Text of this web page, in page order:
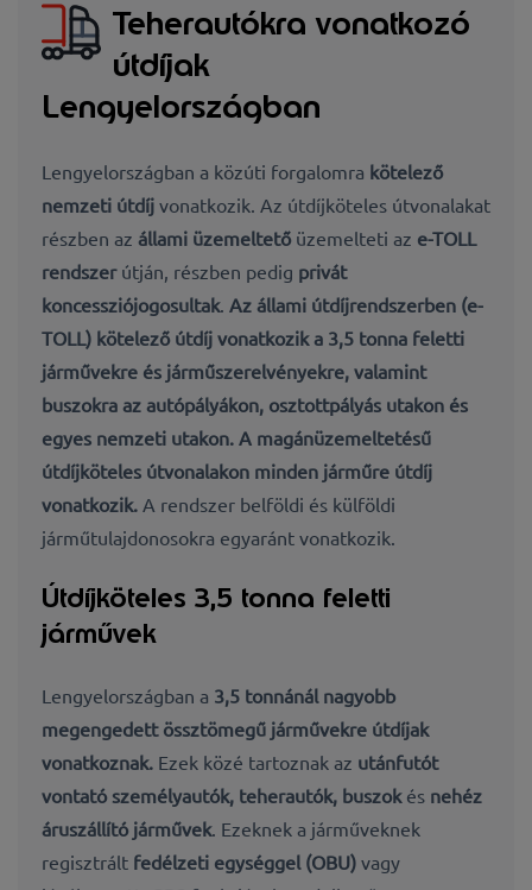
Teherautókra vonatkozó
útdíjak
Lengyelországban
Lengyelországban a közúti forgalomra kötelező
nemzeti útdíj vonatkozik. Az útdíjköteles útvonalakat
részben az állami üzemeltető üzemelteti az e-TOLL
rendszerútján, részben pedig privát
koncessziójogosultak. Az állami útdíjrendszerben (e-
TOLL) kötelező útdíj vonatkozik a 3,5 tonna feletti
járművekre és járműszerelvényekre, valamint
buszokra az autópályákon, osztottpályás utakon és
egyes nemzeti utakon. A magánüzemeltetésű
útdíjköteles útvonalakon minden járműre útdíj
vonatkozik. A rendszer belföldi és külföldi
járműtulajdonosokra egyaránt vonatkozik.
Útdíjköteles 3,5 tonna feletti
járművek
Lengyelországban a 3,5 tonnánál nagyobb
megengedett össztömegű járművekre útdíjak
vonatkoznak. Ezek közé tartoznak az utánfutót
vontató személyautók, teherautók, buszokés nehéz
áruszállító járművek. Ezeknek a járműveknek
regisztrált fedélzeti egységgel (OBU) vagy